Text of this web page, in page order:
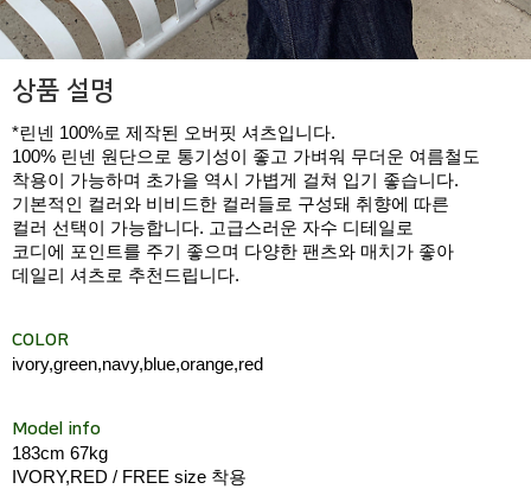
상품 설명
*린넨 100%로 제작된 오버핏 셔츠입니다.
100% 린넨 원단으로 통기성이 좋고 가벼워 무더운 여름철도
착용이 가능하며 초가을 역시 가볍게 걸쳐 입기 좋습니다.
기본적인 컬러와 비비드한 컬러들로 구성돼 취향에 따른
컬러 선택이 가능합니다. 고급스러운 자수 디테일로
코디에 포인트를 주기 좋으며 다양한 팬츠와 매치가 좋아
데일리 셔츠로 추천드립니다.
COLOR
ivory,green,navy,blue,orange,red
Model info
183cm 67kg
IVORY,RED / FREE size 착용